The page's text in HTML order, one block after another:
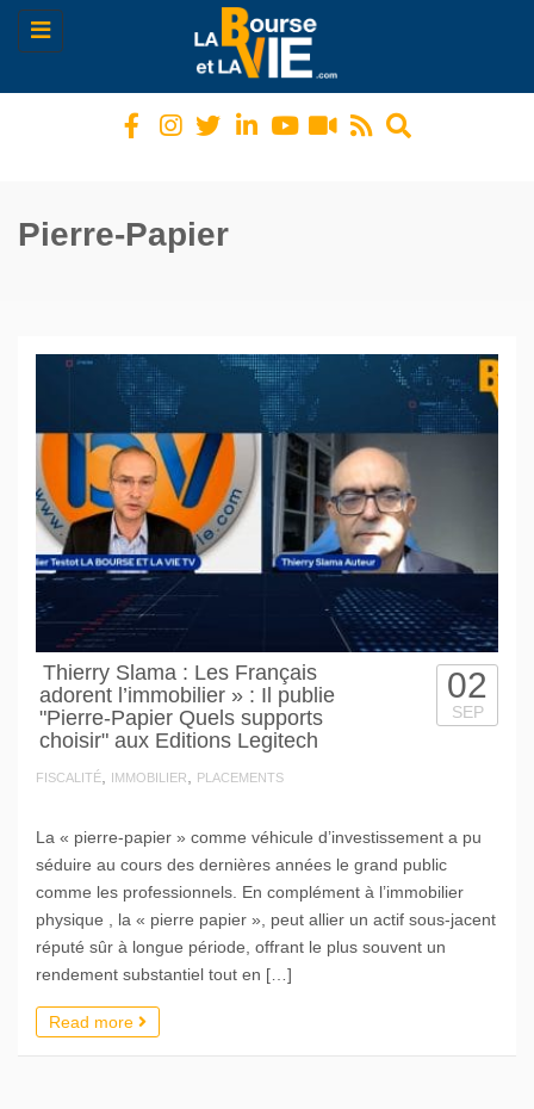
Toggle
navigation
Pierre-Papier
Thierry Slama : Les Français
adorent l’immobilier » : Il publie
"Pierre-Papier Quels supports
choisir" aux Editions Legitech
FISCALITÉ IMMOBILIER PLACEMENTS
02
SEP
La « pierre-papier » comme véhicule d’investissement a pu
séduire au cours des dernières années le grand public
comme les professionnels. En complément à l’immobilier
physique , la « pierre papier », peut allier un actif sous-jacent
réputé sûr à longue période, offrant le plus souvent un
rendement substantiel tout en […]
Read more